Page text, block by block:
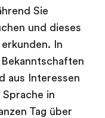
Sie
und dieses
In
aus Interessen
in
Tag über